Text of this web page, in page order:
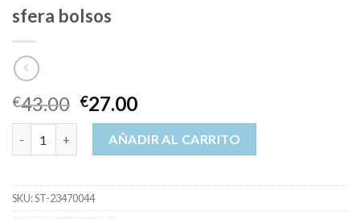
sfera bolsos
€43.00 €27.00
sfera bolsos cantidadAÑADIR AL CARRITO
SKU:ST-23470044